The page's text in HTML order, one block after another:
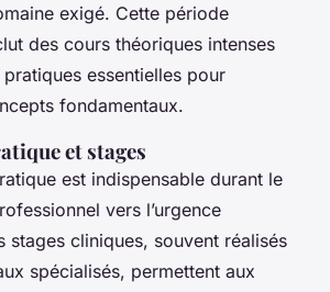
exigé. Cette période
des cours théoriques intenses
essentielles pour
fondamentaux.
et stages
est indispensable durant le
vers l’urgence
stages cliniques, souvent réalisés
spécialisés, permettent aux